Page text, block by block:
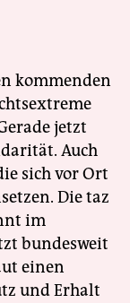
kommenden
jetzt
Auch
sich vor Ort
Die taz
im
bundesweit
einen
und Erhalt